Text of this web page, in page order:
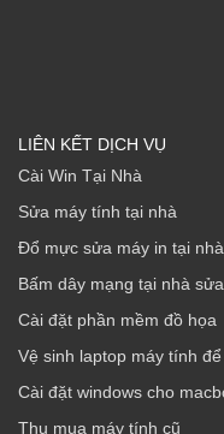
LIÊN KẾT DỊCH VỤ
Cài Win Tại Nhà
Sửa máy tính tại nhà
Đổ mực sửa máy in tại nhà
Bấm dây mạng tại nhà
Cài đặt phần mềm đồ họa
Vệ sinh laptop máy tính
Cài đặt windows cho
Thu mua máy tính cũ